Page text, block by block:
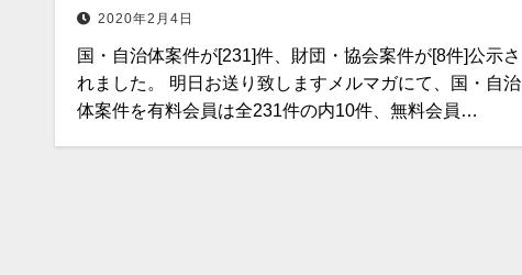
2020年2月4日
国・自治体案件が[231]件、財団・協会案件が[8件]公示さ
れました。 明日お送り致しますメルマガにて、国・自治
体案件を有料会員は全231件の内10件、無料会員…